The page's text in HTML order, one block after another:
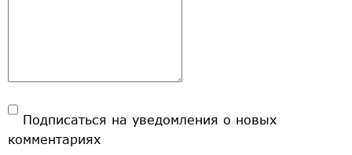
Подписаться на уведомления о новых
комментариях